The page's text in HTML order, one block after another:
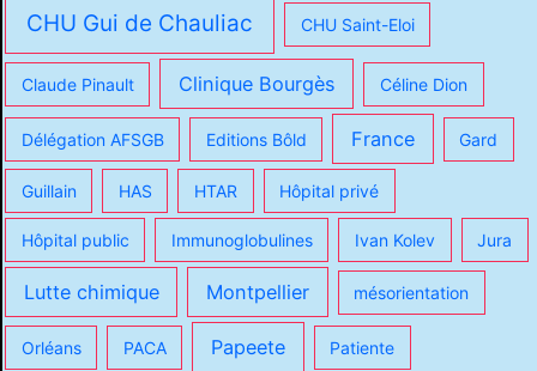
CHU Gui de Chauliac CHU Saint-Eloi
Claude Pinault Clinique Bourgès Céline Dion
Délégation AFSGB Editions Bôld France Gard
Guillain HAS HTAR Hôpital privé
Hôpital public Immunoglobulines Ivan Kolev Jura
Lutte chimique Montpellier mésorientation
Orléans PACA Papeete Patiente